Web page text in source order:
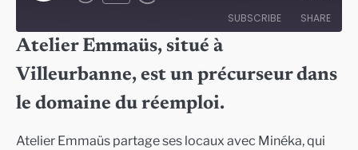
SUBSCRIBE SHARE
RSS FEED
SHARE
LINK
Atelier Emmaüs, situé à
Villeurbanne, est un précurseur dans
le domaine du réemploi.
Atelier Emmaüs partage ses locaux avec Minéka, qui